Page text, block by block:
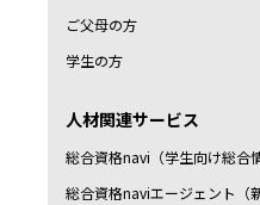
ご父母の方
学生の方
人材関連サービス
総合資格navi（学生向け総合
総合資格naviエージェント（